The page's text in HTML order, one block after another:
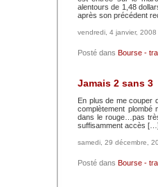
alentours de 1,48
après son précédent
vendredi, 4 janvier, 2008
Posté dans Bourse -
Jamais 2 sans 3
En plus de me couper
complètement
dans le rouge…pas
suffisamment accès
samedi, 29 décembre,
Posté dans Bourse -